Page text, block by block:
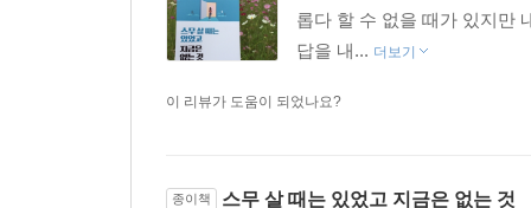
롭다 할 수 없을 때가 있지만
답을 내... 더보기
이 리뷰가 도움이 되었나요?
종이책 스무 살 때는 있었고 지금은 없는 것